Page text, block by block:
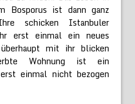
Bosporus ist dann ganz
schicken Istanbuler
erst einmal ein neues
mit ihr blicken
Wohnung ist ein
einmal nicht bezogen